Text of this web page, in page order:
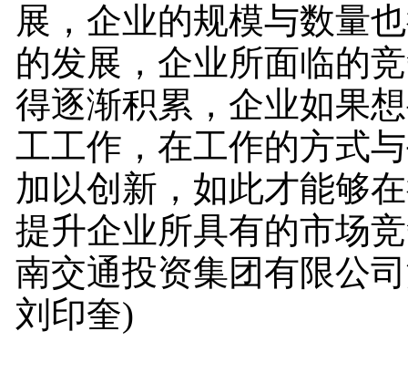
展，企业的规模与数量
的发展，企业所面临的
得逐渐积累，企业如果
工工作，在工作的方式
加以创新，如此才能够
提升企业所具有的市场
南交通投资集团有限公
刘印奎)